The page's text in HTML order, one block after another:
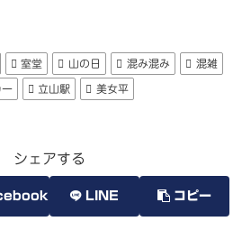
室堂 山の日 混み混み 混雑
ー 立山駅 美女平
シェアする
LINE コピー